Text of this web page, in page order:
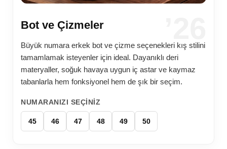
Bot ve Çizmeler
Büyük numara erkek bot ve çizme seçenekleri kış stilini
tamamlamak isteyenler için ideal. Dayanıklı deri
materyaller, soğuk havaya uygun iç astar ve kaymaz
tabanlarla hem fonksiyonel hem de şık bir seçim.
NUMARANIZI SEÇINIZ
45 46 47 48 49 50